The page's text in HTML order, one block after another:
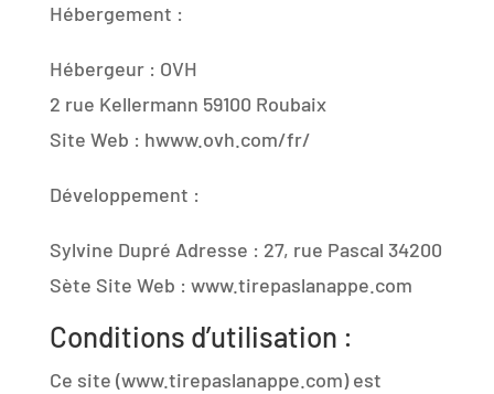
Hébergement :
Hébergeur : OVH
2 rue Kellermann 59100 Roubaix
Site Web : hwww.ovh.com/fr/
Développement :
Sylvine Dupré Adresse : 27, rue Pascal 34200
Sète Site Web : www.tirepaslanappe.com
Conditions d’utilisation :
Ce site (www.tirepaslanappe.com) est